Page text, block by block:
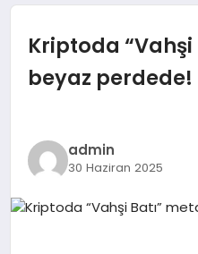
SAĞLIK
TEKNOLOJI
DÜNYA
Kriptoda
beyaz perdede!
admin
30 Haziran 2025